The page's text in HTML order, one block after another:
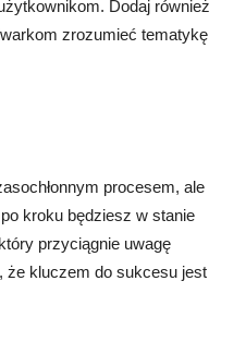
Dodaj również
zrozumieć tematykę
procesem, ale
kroku będziesz w stanie
przyciągnie uwagę
że kluczem do sukcesu jest